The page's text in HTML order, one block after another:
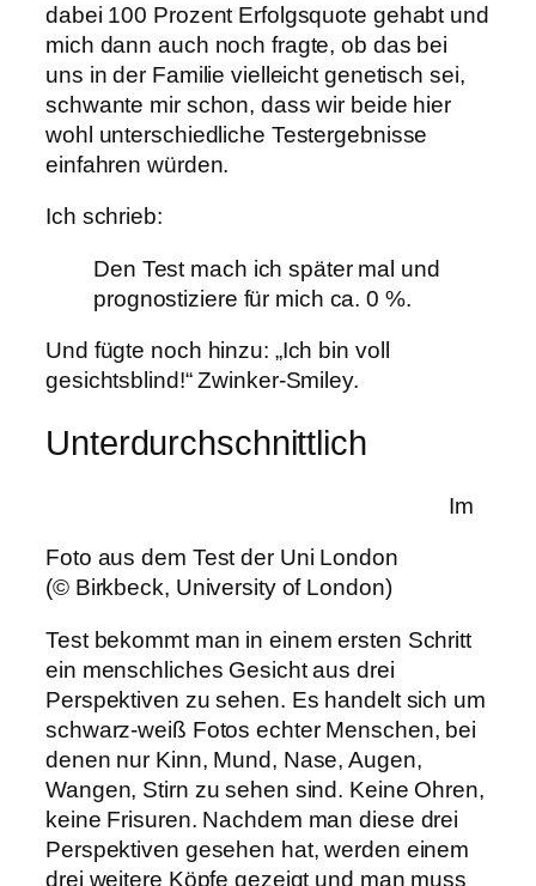
dabei 100 Prozent Erfolgsquote gehabt und
mich dann auch noch fragte, ob das bei
uns in der Familie vielleicht genetisch sei,
schwante mir schon, dass wir beide hier
wohl unterschiedliche Testergebnisse
einfahren würden.
Ich schrieb:
Den Test mach ich später mal und
prognostiziere für mich ca. 0 %.
Und fügte noch hinzu: „Ich bin voll
gesichtsblind!“ Zwinker-Smiley.
Unterdurchschnittlich
Foto aus dem Test der Uni London
(© Birkbeck, University of London)
Im
Test bekommt man in einem ersten Schritt
ein menschliches Gesicht aus drei
Perspektiven zu sehen. Es handelt sich um
schwarz-weiß Fotos echter Menschen, bei
denen nur Kinn, Mund, Nase, Augen,
Wangen, Stirn zu sehen sind. Keine Ohren,
keine Frisuren. Nachdem man diese drei
Perspektiven gesehen hat, werden einem
drei weitere Köpfe gezeigt und man muss